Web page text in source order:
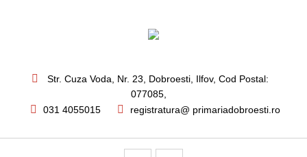
Str. Cuza Voda, Nr. 23 Dobroesti, Ilfov, Cod Postal:
077085,
031 4055015
registratura@ primariadobroesti.ro